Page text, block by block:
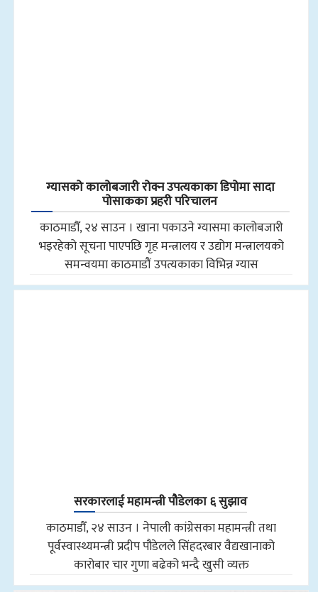
ग्यासको कालोबजारी रोक्न उपत्यकाका डिपोमा सादा
पोसाकका प्रहरी परिचालन
काठमाडौँ, २४ साउन । खाना पकाउने ग्यासमा कालोबजारी
भइरहेको सूचना पाएपछि गृह मन्त्रालय र उद्योग मन्त्रालयको
समन्वयमा काठमाडौं उपत्यकाका विभिन्न ग्यास
सरकारलाई महामन्त्री पौडेलका ६ सुझाव
काठमाडौँ, २४ साउन । नेपाली कांग्रेसका महामन्त्री तथा
पूर्वस्वास्थ्यमन्त्री प्रदीप पौडेलले सिंहदरबार वैद्यखानाको
कारोबार चार गुणा बढेको भन्दै खुसी व्यक्त